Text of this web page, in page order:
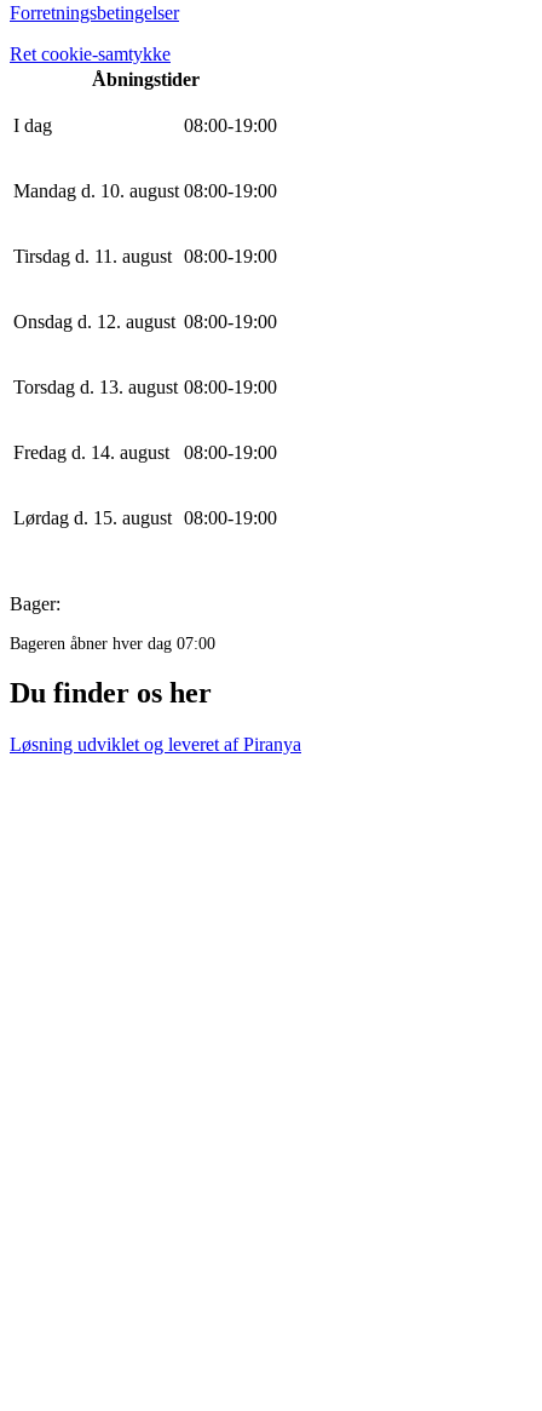
Forretningsbetingelser
Ret cookie-samtykke
Åbningstider
I dag 08:00-19:00
Mandag d. 10. august 08:00-19:00
Tirsdag d. 11. august 08:00-19:00
Onsdag d. 12. august 08:00-19:00
Torsdag d. 13. august 08:00-19:00
Fredag d. 14. august 08:00-19:00
Lørdag d. 15. august 08:00-19:00
Bager:
Bageren åbner hver dag 07:00
Du finder os her
Løsning udviklet og leveret afPiranya